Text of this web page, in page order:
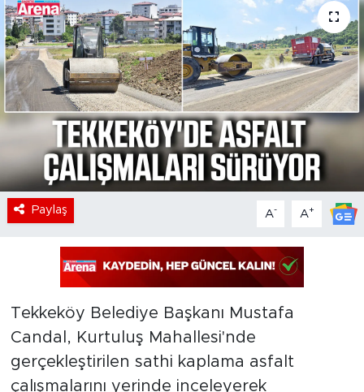
Paylaş A- A+
Tekkeköy Belediye Başkanı Mustafa
Candal, Kurtuluş Mahallesi'nde
gerçekleştirilen sathi kaplama asfalt
çalışmalarını yerinde inceleyerek